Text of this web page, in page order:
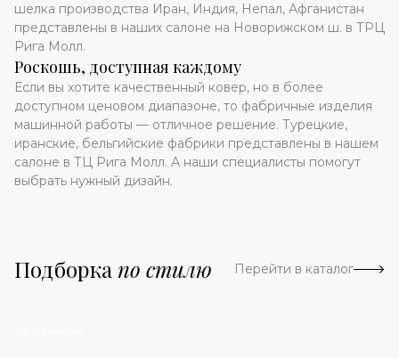
шелка производства Иран, Индия, Непал, Афганистан
представлены в наших салоне на Новорижском ш. в ТРЦ
Рига Молл.
Роскошь, доступная каждому
Если вы хотите качественный ковер, но в более
доступном ценовом диапазоне, то фабричные изделия
машинной работы — отличное решение. Турецкие,
иранские, бельгийские фабрики представлены в нашем
салоне в ТЦ Рига Молл. А наши специалисты помогут
выбрать нужный дизайн.
Подборка по стилю Перейти в каталог